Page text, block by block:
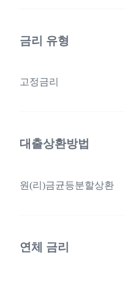
금리 유형
고정금리
대출상환방법
원(리)금균등분할상환
연체 금리